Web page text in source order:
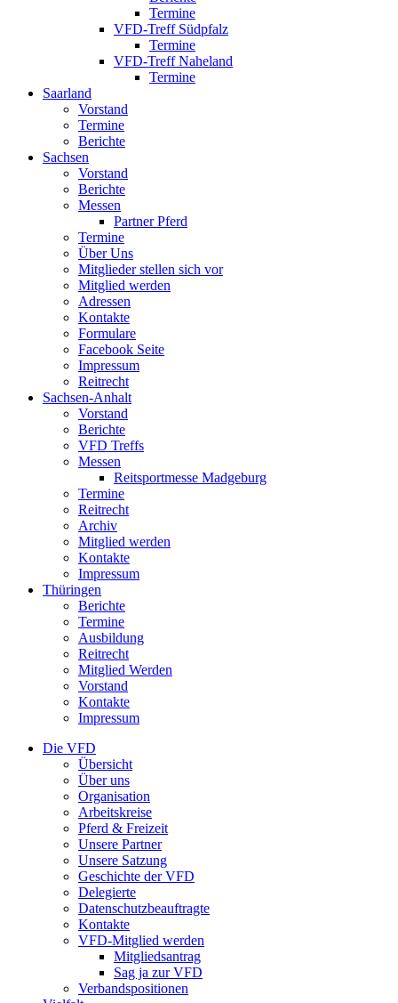
Termine
VFD-Treff Südpfalz
Termine
VFD-Treff Naheland
Termine
Saarland
Vorstand
Termine
Berichte
Sachsen
Vorstand
Berichte
Messen
Partner Pferd
Termine
Über Uns
Mitglieder stellen sich vor
Mitglied werden
Adressen
Kontakte
Formulare
Facebook Seite
Impressum
Reitrecht
Sachsen-Anhalt
Vorstand
Berichte
VFD Treffs
Messen
Reitsportmesse Madgeburg
Termine
Reitrecht
Archiv
Mitglied werden
Kontakte
Impressum
Thüringen
Berichte
Termine
Ausbildung
Reitrecht
Mitglied Werden
Vorstand
Kontakte
Impressum
Die VFD
Übersicht
Über uns
Organisation
Arbeitskreise
Pferd & Freizeit
Unsere Partner
Unsere Satzung
Geschichte der VFD
Delegierte
Datenschutzbeauftragte
Kontakte
VFD-Mitglied werden
Mitgliedsantrag
Sag ja zur VFD
Verbandspositionen